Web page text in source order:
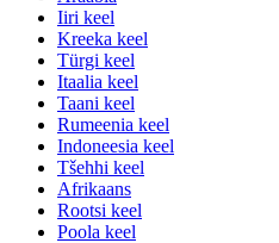
Iiri keel
Kreeka keel
Türgi keel
Itaalia keel
Taani keel
Rumeenia keel
Indoneesia keel
Tšehhi keel
Afrikaans
Rootsi keel
Poola keel